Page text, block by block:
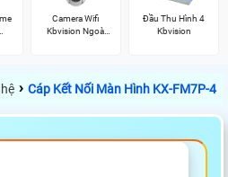
Camera Wifi
Kbvision Ngoài
Đầu Thu Hình 4
Kbvision
› Cáp Kết Nối Màn Hình KX-FM7P-4